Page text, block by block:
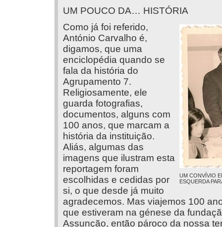
UM POUCO DA… HISTÓRIA
UM CONVÍVIO
ESQUERDA
Como já foi referido,
António Carvalho é,
digamos, que uma
enciclopédia quando se
fala da história do
Agrupamento 7.
Religiosamente, ele
guarda fotografias,
documentos, alguns com
100 anos, que marcam a
história da instituição.
Aliás, algumas das
imagens que ilustram esta
reportagem foram
escolhidas e cedidas por
si, o que desde já muito
agradecemos. Mas viajemos 100
que estiveram na génese da
Assunção, então pároco da nossa